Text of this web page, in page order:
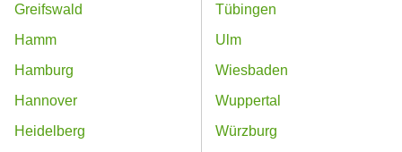
Greifswald
Hamm
Hamburg
Hannover
Heidelberg
Tübingen
Ulm
Wiesbaden
Wuppertal
Würzburg